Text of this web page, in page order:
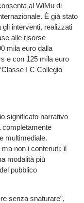
al WiMu di
È già stato
gli interventi, realizzati
alle risorse
mila euro dalla
e con 125 mila euro
I C Collegio
significato narrativo
completamente
multimediale.
non i contenuti: il
modalità più
pubblico
senza snaturare”,